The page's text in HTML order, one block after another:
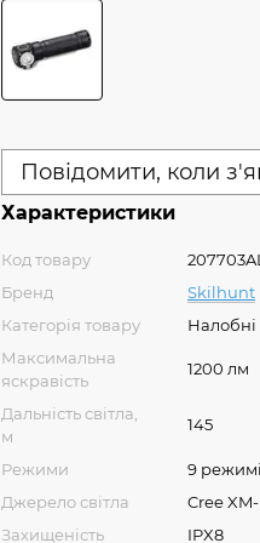
Повідомити, коли
Характеристики
Код товару
Бренд
Skilhunt
Категорія товару
Налобні
Максимальна
яскравість
1200 лм
Дальність світла,
м
145
Режими
9
Джерело світла
Cree
Захищеність
IPX8